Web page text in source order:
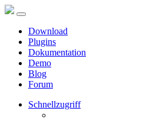
Download
Plugins
Dokumentation
Demo
Blog
Forum
Schnellzugriff